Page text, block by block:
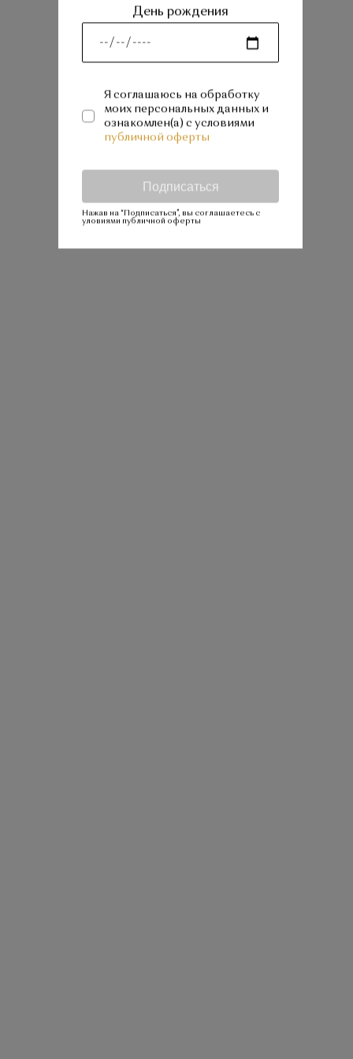
День рождения
Я соглашаюсь на обработку
моих персональных данных и
ознакомлен(а) с условиями
публичной оферты
Подписаться
Нажав на “Подписаться”, вы соглашаетесь с
уловиями публичной оферты